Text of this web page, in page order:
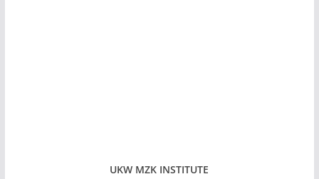
UKW MZK INSTITUTE